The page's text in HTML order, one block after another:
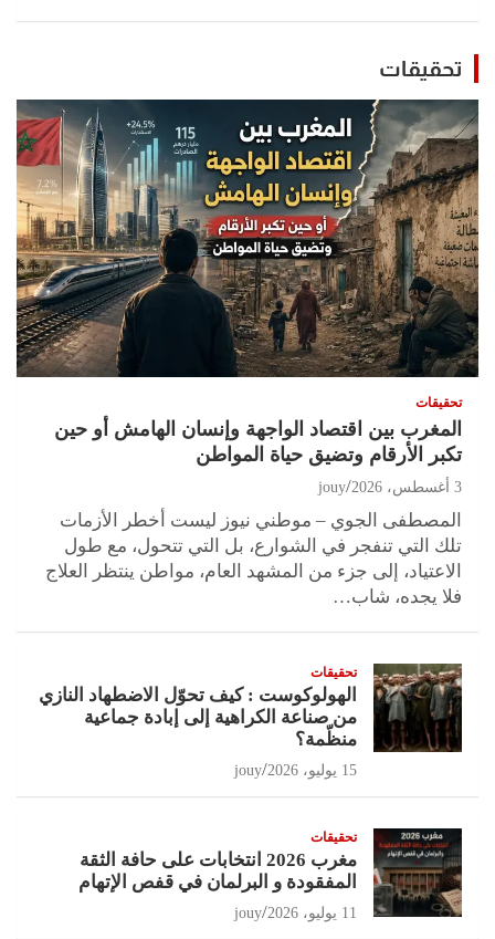
تحقيقات
تحقيقات
المغرب بين اقتصاد الواجهة وإنسان الهامش أو حين
تكبر الأرقام وتضيق حياة المواطن
3 أغسطس، 2026 jouy
المصطفى الجوي – موطني نيوز ليست أخطر الأزمات
تلك التي تنفجر في الشوارع، بل التي تتحول، مع طول
الاعتياد، إلى جزء من المشهد العام، مواطن ينتظر العلاج
فلا يجده، شاب…
تحقيقات
الهولوكوست : كيف تحوّل الاضطهاد النازي
من صناعة الكراهية إلى إبادة جماعية
منظّمة؟
15 يوليو، 2026 jouy
تحقيقات
مغرب 2026 انتخابات على حافة الثقة
المفقودة و البرلمان في قفص الإتهام
11 يوليو، 2026 jouy